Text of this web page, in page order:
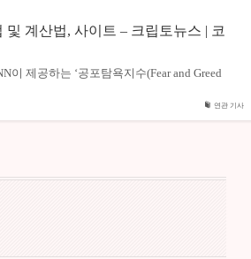
연관 기사
계산법, 사이트 – 크립토뉴스 | 코
제공하는 ‘공포탐욕지수(Fear and Greed